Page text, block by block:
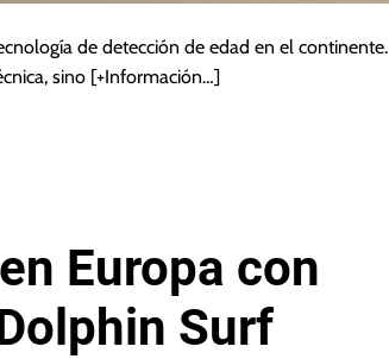
de detección de edad en el continente.
sino [+Información…]
Europa con
Surf